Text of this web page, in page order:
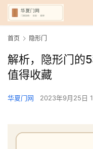
首页 隐形门
解析，隐形门的
值得收藏
华夏门网 2023年9月25日